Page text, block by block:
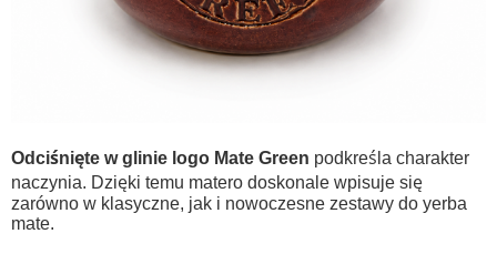
Odciśnięte w glinie logo Mate Green podkreśla charakter
naczynia. Dzięki temu matero doskonale wpisuje się
zarówno w klasyczne, jak i nowoczesne zestawy do yerba
mate.